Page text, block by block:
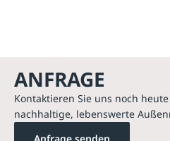
ANFRAGE
Kontaktieren Sie uns noch
nachhaltige, lebenswerte